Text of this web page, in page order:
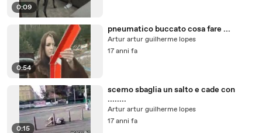
0:09
0:54
pneumatico buccato cosa fare ...
Artur artur guilherme lopes
17 anni fa
0:15
scemo sbaglia un salto e cade con
........
Artur artur guilherme lopes
17 anni fa